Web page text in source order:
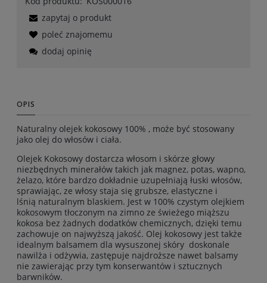
zapytaj o produkt
poleć znajomemu
dodaj opinię
OPIS
Naturalny olejek kokosowy 100% , może być stosowany
jako olej do włosów i ciała.
Olejek Kokosowy dostarcza włosom i skórze głowy
niezbędnych minerałów takich jak magnez, potas, wapno,
żelazo, które bardzo dokładnie uzupełniają łuski włosów,
sprawiając, ze włosy staja się grubsze, elastyczne i
lśnią naturalnym blaskiem. Jest w 100% czystym olejkiem
kokosowym tłoczonym na zimno ze świeżego miąższu
kokosa bez żadnych dodatków chemicznych, dzięki temu
zachowuje on najwyższą jakość. Olej kokosowy jest także
idealnym balsamem dla wysuszonej skóry doskonale
nawilża i odżywia, zastępuje najdroższe nawet balsamy
nie zawierając przy tym konserwantów i sztucznych
barwników.